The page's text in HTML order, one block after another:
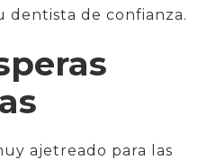
dentista de confianza.
ajetreado para las